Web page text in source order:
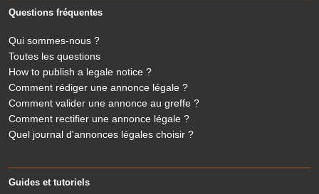
Questions fréquentes
Qui sommes-nous ?
Toutes les questions
How to publish a legale notice ?
Comment rédiger une annonce légale ?
Comment valider une annonce au greffe ?
Comment rectifier une annonce légale ?
Quel journal d'annonces légales choisir ?
Guides et tutoriels